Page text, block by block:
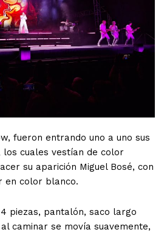
fueron entrando uno a uno sus
los cuales vestían de color
su aparición Miguel Bosé, con
en color blanco.
piezas, pantalón, saco largo
caminar se movía suavemente,